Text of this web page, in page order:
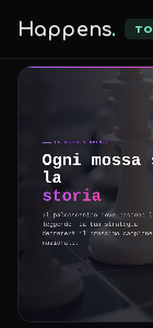
Happens.